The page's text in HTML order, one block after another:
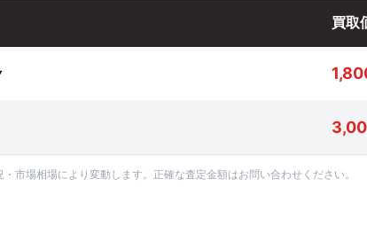
買取
市場相場により変動します。正確な査定金額はお問い合わせください。